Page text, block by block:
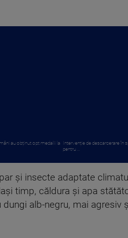
au obținut opt medalii la Intervenție de descarcerare în
pentru ...
și insecte adaptate
timp, căldura și apa
alb-negru, mai agresiv